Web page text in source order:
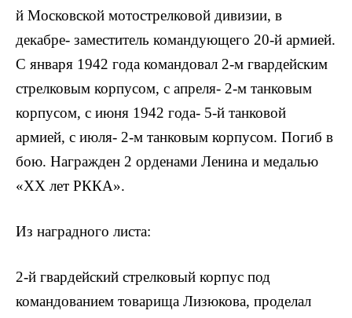
й Московской мотострелковой дивизии, в
декабре- заместитель командующего 20-й армией.
С января 1942 года командовал 2-м гвардейским
стрелковым корпусом, с апреля- 2-м танковым
корпусом, с июня 1942 года- 5-й танковой
армией, с июля- 2-м танковым корпусом. Погиб в
бою. Награжден 2 орденами Ленина и медалью
«XX лет РККА».
Из наградного листа:
2-й гвардейский стрелковый корпус под
командованием товарища Лизюкова, проделал